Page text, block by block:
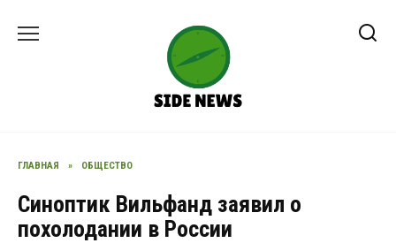
ГЛАВНАЯ » ОБЩЕСТВО
Синоптик Вильфанд заявил о
похолодании в России